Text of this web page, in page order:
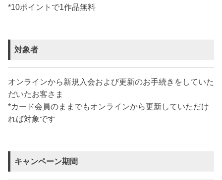
*10ポイントで1作品無料
対象者
オンラインから新規入会および更新のお手続きをしていた
だいたお客さま
*カード会員のままでもオンラインから更新していただけ
れば対象です
キャンペーン期間